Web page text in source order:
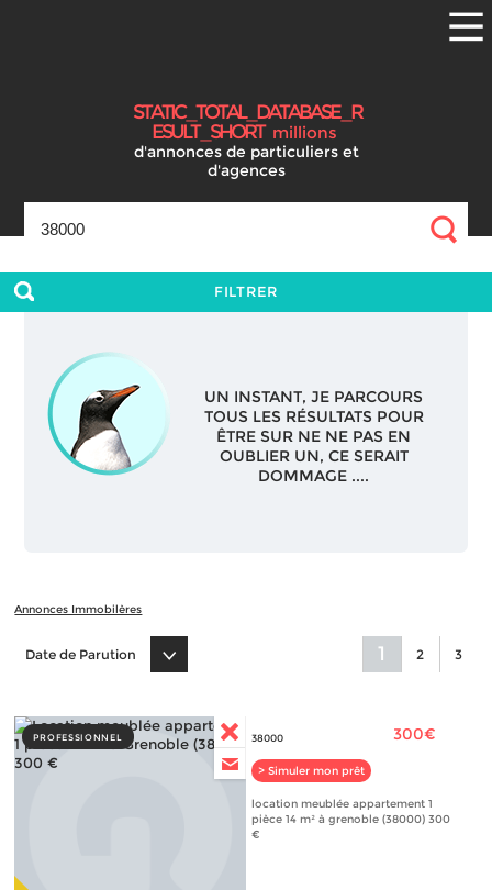
STAT
I
C_TOTA
L_DATABAS
E_R
ESUL
T_SHOR
T millions
d'annonces de particuliers et
d'agences
FILTRER
UN INSTANT, JE PARCOURS
TOUS LES RÉSULTATS POUR
ÊTRE SUR NE NE PAS EN
OUBLIER UN, CE SERAIT
DOMMAGE ....
Annonces Immobilères
1 2 3
Date de Parution
PROFESSIONNEL 38000
> Simuler mon prêt
300€
location meublée appartement 1
pièce 14 m² à grenoble (38000) 300
€